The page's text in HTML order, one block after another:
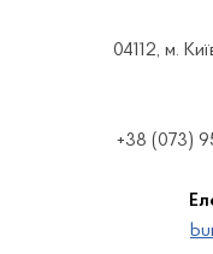
04112, м.
+38 (073)